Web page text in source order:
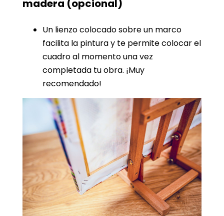
madera (opcional)
Un lienzo colocado sobre un marco
facilita la pintura y te permite colocar el
cuadro al momento una vez
completada tu obra. ¡Muy
recomendado!